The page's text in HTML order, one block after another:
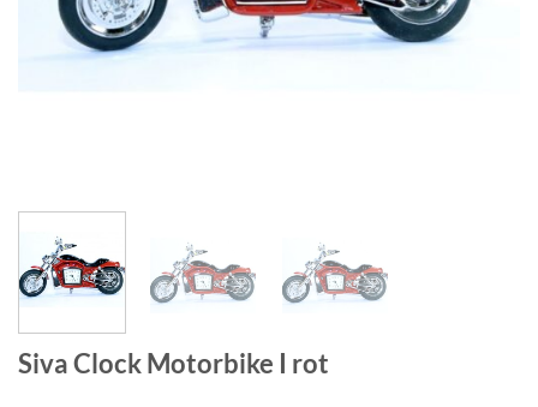
Siva Clock Motorbike I rot